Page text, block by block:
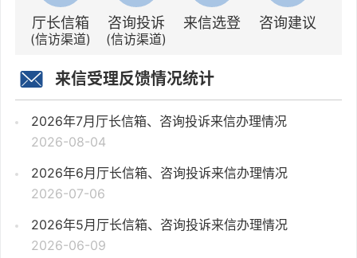
厅长信箱
(信访渠道)
咨询投诉
(信访渠道)
来信选登 咨询建议
来信受理反馈情况统计
2026年7月厅长信箱、咨询投诉来信办理情况
2026-08-04
2026年6月厅长信箱、咨询投诉来信办理情况
2026-07-06
2026年5月厅长信箱、咨询投诉来信办理情况
2026-06-09